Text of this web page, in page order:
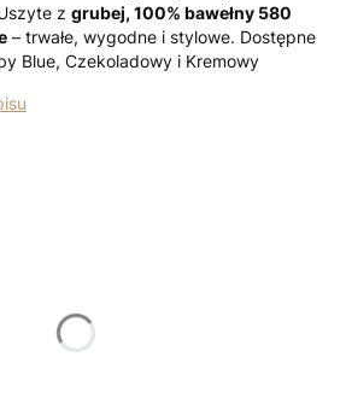
z grubej, 100% bawełny 580
– trwałe, wygodne i stylowe. Dostępne
Blue, Czekoladowy i Kremowy